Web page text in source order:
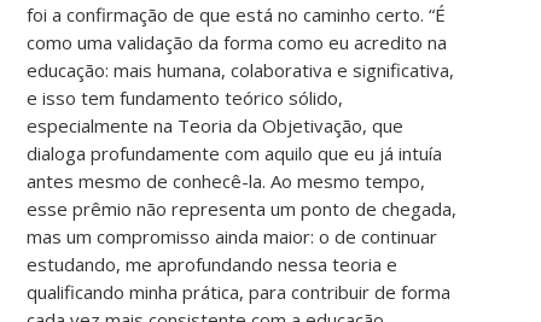
foi a confirmação de que está no caminho certo. “É
como uma validação da forma como eu acredito na
educação: mais humana, colaborativa e significativa,
e isso tem fundamento teórico sólido,
especialmente na Teoria da Objetivação, que
dialoga profundamente com aquilo que eu já intuía
antes mesmo de conhecê-la. Ao mesmo tempo,
esse prêmio não representa um ponto de chegada,
mas um compromisso ainda maior: o de continuar
estudando, me aprofundando nessa teoria e
qualificando minha prática, para contribuir de forma